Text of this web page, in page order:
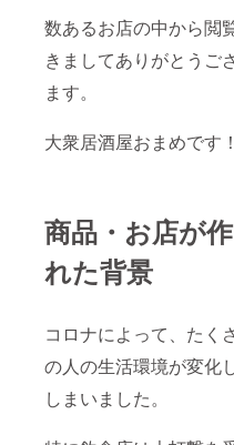
数あるお店の中から閲
きましてありがとうご
ます。
大衆居酒屋おまめです！
商品・お店が
れた背景
コロナによって、たく
の人の生活環境が変化
しまいました。